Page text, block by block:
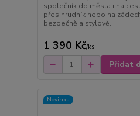
společník do města i na
přes hrudník nebo na
bezpečně a stylově.
1 390 Kč/ks
Přidat
Novinka